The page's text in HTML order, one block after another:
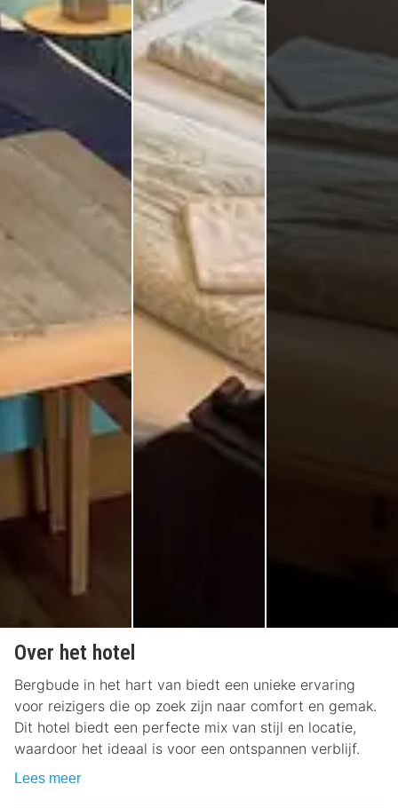
Over het hotel
Bergbude in het hart van biedt een unieke ervaring
voor reizigers die op zoek zijn naar comfort en gemak.
Dit hotel biedt een perfecte mix van stijl en locatie,
waardoor het ideaal is voor een ontspannen verblijf.
Lees meer